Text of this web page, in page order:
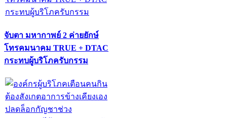
จับตา มหากาพย์ 2 ค่ายยักษ์
โทรคมนาคม TRUE + DTAC
กระทบผู้บริโภครับกรรม